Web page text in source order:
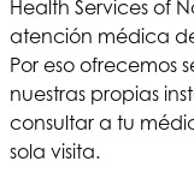
Health Services of
atención médica
Por eso ofrecemos
nuestras propias
consultar a tu
sola visita.